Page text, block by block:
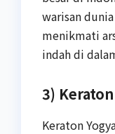
warisan
menikmati
indah di
3)
Keraton